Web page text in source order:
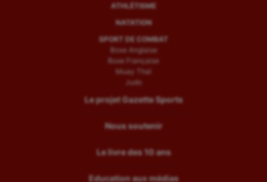
ATHLÉTISME
NATATION
SPORT DE COMBAT
Boxe Anglaise
Boxe Française
Muay Thaï
Judo
Le projet Gazette Sports
Nous soutenir
Le livre des 10 ans
Education aux médias